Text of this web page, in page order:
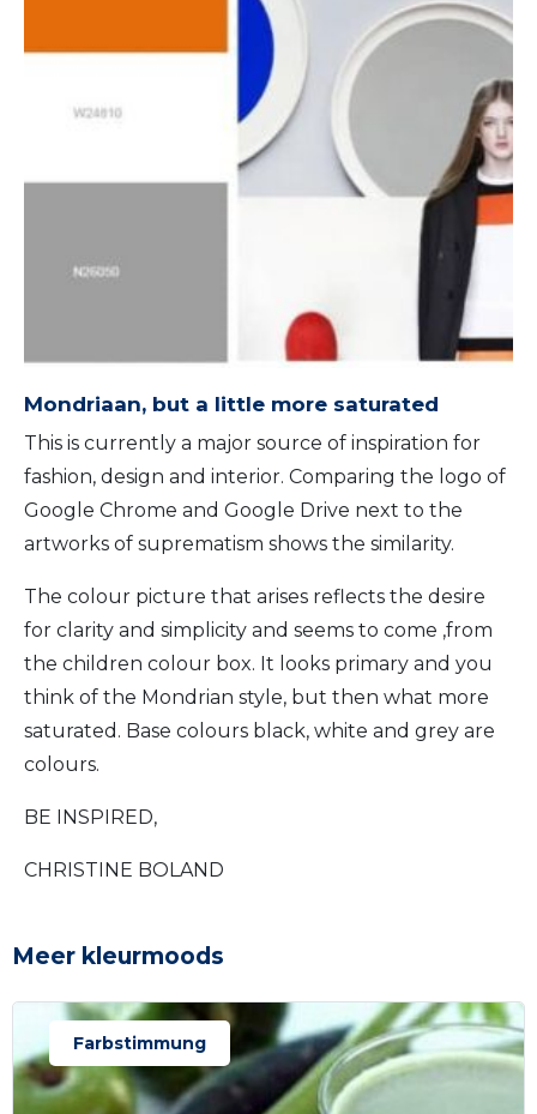
Mondriaan, but a little more saturated
This is currently a major source of inspiration for
fashion, design and interior. Comparing the logo of
Google Chrome and Google Drive next to the
artworks of suprematism shows the similarity.
The colour picture that arises reflects the desire
for clarity and simplicity and seems to come ‚from
the children colour box. It looks primary and you
think of the Mondrian style, but then what more
saturated. Base colours black, white and grey are
colours.
BE INSPIRED,
CHRISTINE BOLAND
Meer kleurmoods
Farbstimmung